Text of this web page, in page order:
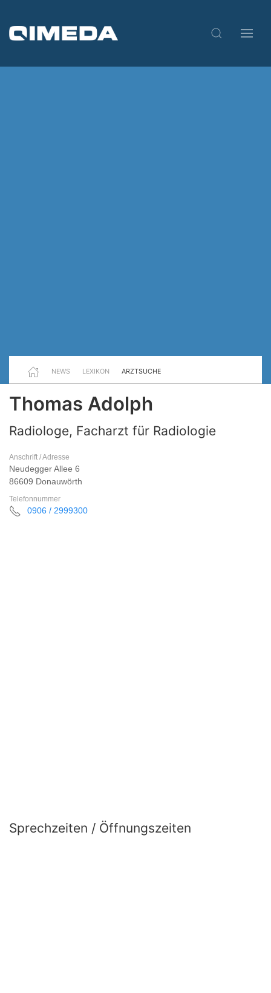
NEWS LEXIKON ARZTSUCHE
Thomas Adolph
Radiologe, Facharzt für Radiologie
Anschrift / Adresse
Neudegger Allee 6
86609 Donauwörth
Telefonnummer
0906 / 2999300
Sprechzeiten / Öffnungszeiten